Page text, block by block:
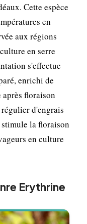
Cette espèce
en
aux régions
en serre
s'effectue
enrichi de
floraison
d'engrais
la floraison
en culture
Erythrine